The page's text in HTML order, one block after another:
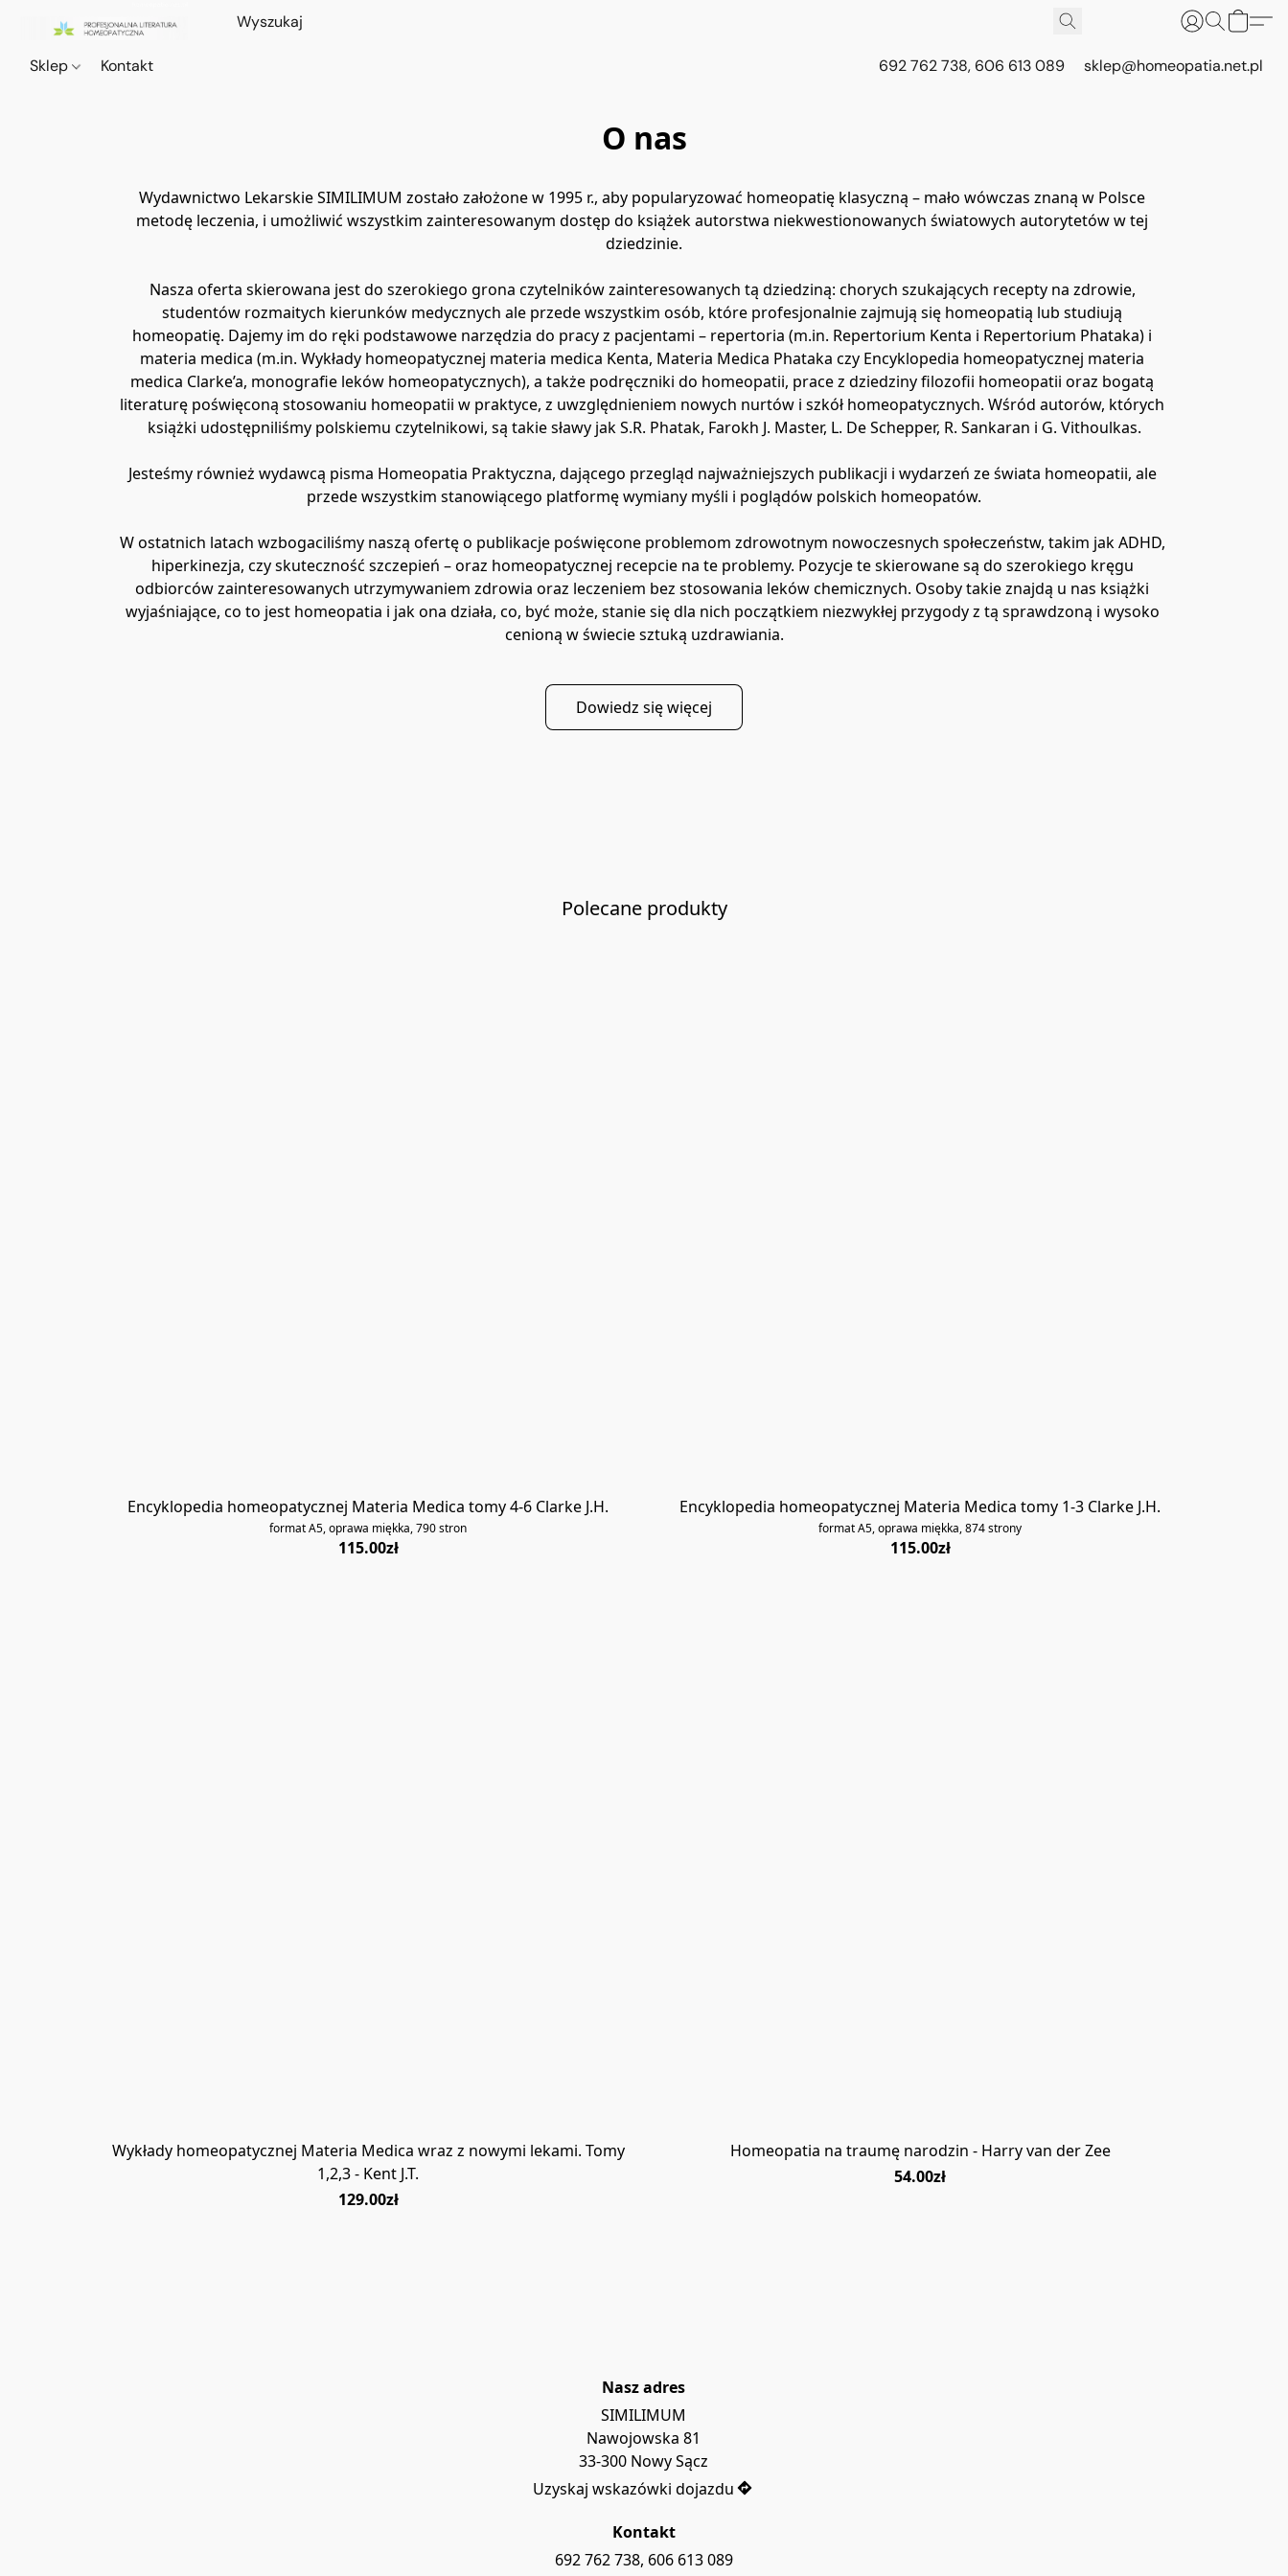
Sklep Kontakt 692 762 738, 606 613 089 sklep@homeopatia.net.pl
O nas
Wydawnictwo Lekarskie SIMILIMUM zostało założone w 1995 r., aby popularyzować homeopatię klasyczną – mało wówczas znaną w Polsce
metodę leczenia, i umożliwić wszystkim zainteresowanym dostęp do książek autorstwa niekwestionowanych światowych autorytetów w tej
dziedzinie.
Nasza oferta skierowana jest do szerokiego grona czytelników zainteresowanych tą dziedziną: chorych szukających recepty na zdrowie,
studentów rozmaitych kierunków medycznych ale przede wszystkim osób, które profesjonalnie zajmują się homeopatią lub studiują
homeopatię. Dajemy im do ręki podstawowe narzędzia do pracy z pacjentami – repertoria (m.in. Repertorium Kenta i Repertorium Phataka) i
materia medica (m.in. Wykłady homeopatycznej materia medica Kenta, Materia Medica Phataka czy Encyklopedia homeopatycznej materia
medica Clarke’a, monografie leków homeopatycznych), a także podręczniki do homeopatii, prace z dziedziny filozofii homeopatii oraz bogatą
literaturę poświęconą stosowaniu homeopatii w praktyce, z uwzględnieniem nowych nurtów i szkół homeopatycznych. Wśród autorów, których
książki udostępniliśmy polskiemu czytelnikowi, są takie sławy jak S.R. Phatak, Farokh J. Master, L. De Schepper, R. Sankaran i G. Vithoulkas.
Jesteśmy również wydawcą pisma Homeopatia Praktyczna, dającego przegląd najważniejszych publikacji i wydarzeń ze świata homeopatii, ale
przede wszystkim stanowiącego platformę wymiany myśli i poglądów polskich homeopatów.
W ostatnich latach wzbogaciliśmy naszą ofertę o publikacje poświęcone problemom zdrowotnym nowoczesnych społeczeństw, takim jak ADHD,
hiperkinezja, czy skuteczność szczepień – oraz homeopatycznej recepcie na te problemy. Pozycje te skierowane są do szerokiego kręgu
odbiorców zainteresowanych utrzymywaniem zdrowia oraz leczeniem bez stosowania leków chemicznych. Osoby takie znajdą u nas książki
wyjaśniające, co to jest homeopatia i jak ona działa, co, być może, stanie się dla nich początkiem niezwykłej przygody z tą sprawdzoną i wysoko
cenioną w świecie sztuką uzdrawiania.
Dowiedz się więcej
Polecane produkty
Encyklopedia homeopatycznej Materia Medica tomy 4-6 Clarke J.H.
​format A5, oprawa miękka, 790 stron
115.00zł
Encyklopedia homeopatycznej Materia Medica tomy 1-3 Clarke J.H.
format A5, oprawa miękka, 874 strony
115.00zł
Wykłady homeopatycznej Materia Medica wraz z nowymi lekami. Tomy
1,2,3 - Kent J.T.
129.00zł
Homeopatia na traumę narodzin - Harry van der Zee
54.00zł
Nasz adres
SIMILIMUM
Nawojowska 81
Uzyskaj wskazówki dojazdu
Kontakt
692 762 738, 606 613 089